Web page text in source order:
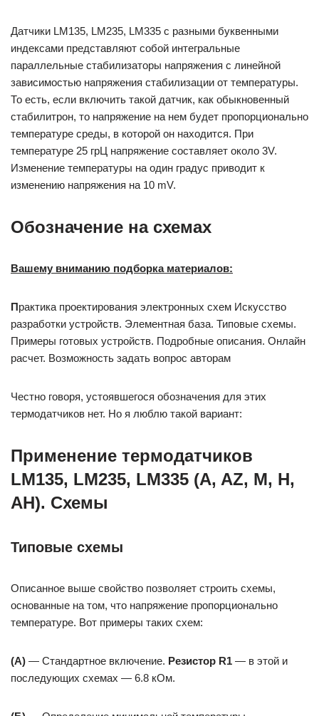
Датчики LM135, LM235, LM335 с разными буквенными
индексами представляют собой интегральные
параллельные стабилизаторы напряжения с линейной
зависимостью напряжения стабилизации от температуры.
То есть, если включить такой датчик, как обыкновенный
стабилитрон, то напряжение на нем будет пропорционально
температуре среды, в которой он находится. При
температуре 25 грЦ напряжение составляет около 3V.
Изменение температуры на один градус приводит к
изменению напряжения на 10 mV.
Обозначение на схемах
Вашему вниманию подборка материалов:
Практика проектирования электронных схем Искусство
разработки устройств. Элементная база. Типовые схемы.
Примеры готовых устройств. Подробные описания. Онлайн
расчет. Возможность задать вопрос авторам
Честно говоря, устоявшегося обозначения для этих
термодатчиков нет. Но я люблю такой вариант:
Применение термодатчиков
LM135, LM235, LM335 (A, AZ, M, H,
AH). Схемы
Типовые схемы
Описанное выше свойство позволяет строить схемы,
основанные на том, что напряжение пропорционально
температуре. Вот примеры таких схем:
(А) — Стандартное включение. Резистор R1 — в этой и
последующих схемах — 6.8 кОм.